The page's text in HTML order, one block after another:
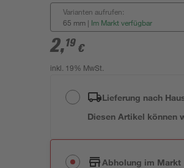
Varianten aufrufen:
65 mm | Im Markt verfügbar
2,19 €
inkl. 19% MwSt.
Lieferung nach
Diesen Artikel können
Abholung im Markt